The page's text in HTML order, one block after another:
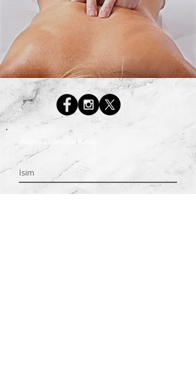
Abone Listemize Katılın